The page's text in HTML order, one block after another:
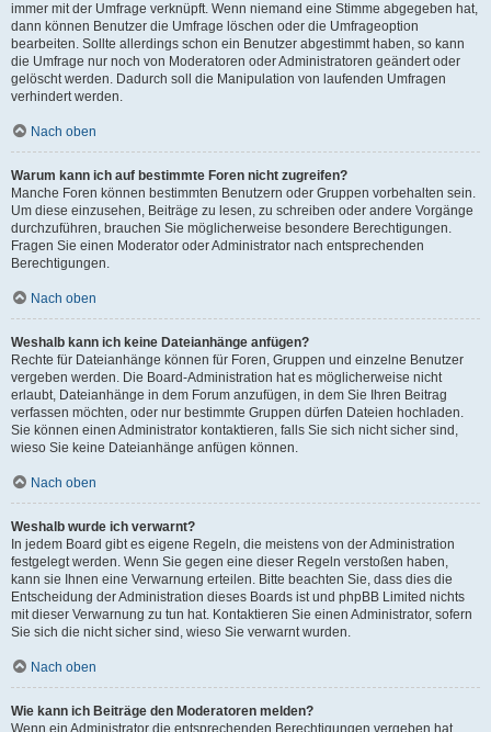
immer mit der Umfrage verknüpft. Wenn niemand eine Stimme abgegeben hat,
dann können Benutzer die Umfrage löschen oder die Umfrageoption
bearbeiten. Sollte allerdings schon ein Benutzer abgestimmt haben, so kann
die Umfrage nur noch von Moderatoren oder Administratoren geändert oder
gelöscht werden. Dadurch soll die Manipulation von laufenden Umfragen
verhindert werden.
Nach oben
Warum kann ich auf bestimmte Foren nicht zugreifen?
Manche Foren können bestimmten Benutzern oder Gruppen vorbehalten sein.
Um diese einzusehen, Beiträge zu lesen, zu schreiben oder andere Vorgänge
durchzuführen, brauchen Sie möglicherweise besondere Berechtigungen.
Fragen Sie einen Moderator oder Administrator nach entsprechenden
Berechtigungen.
Nach oben
Weshalb kann ich keine Dateianhänge anfügen?
Rechte für Dateianhänge können für Foren, Gruppen und einzelne Benutzer
vergeben werden. Die Board-Administration hat es möglicherweise nicht
erlaubt, Dateianhänge in dem Forum anzufügen, in dem Sie Ihren Beitrag
verfassen möchten, oder nur bestimmte Gruppen dürfen Dateien hochladen.
Sie können einen Administrator kontaktieren, falls Sie sich nicht sicher sind,
wieso Sie keine Dateianhänge anfügen können.
Nach oben
Weshalb wurde ich verwarnt?
In jedem Board gibt es eigene Regeln, die meistens von der Administration
festgelegt werden. Wenn Sie gegen eine dieser Regeln verstoßen haben,
kann sie Ihnen eine Verwarnung erteilen. Bitte beachten Sie, dass dies die
Entscheidung der Administration dieses Boards ist und phpBB Limited nichts
mit dieser Verwarnung zu tun hat. Kontaktieren Sie einen Administrator, sofern
Sie sich die nicht sicher sind, wieso Sie verwarnt wurden.
Nach oben
Wie kann ich Beiträge den Moderatoren melden?
Wenn ein Administrator die entsprechenden Berechtigungen vergeben hat,